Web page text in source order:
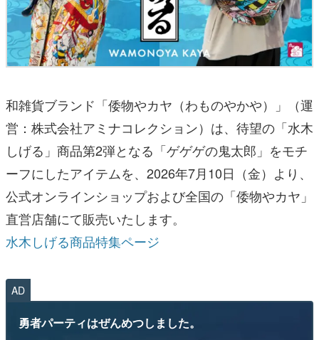
和雑貨ブランド「倭物やカヤ（わものやかや）」（運
営：株式会社アミナコレクション）は、待望の「水木
しげる」商品第2弾となる「ゲゲゲの鬼太郎」をモチ
ーフにしたアイテムを、2026年7月10日（金）より、
公式オンラインショップおよび全国の「倭物やカヤ」
直営店舗にて販売いたします。
水木しげる商品特集ページ
AD
勇者パーティはぜんめつしました。